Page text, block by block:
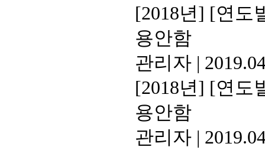
[2018년] [연도
용안함
관리자 |
[2018년] [연도
용안함
관리자 |